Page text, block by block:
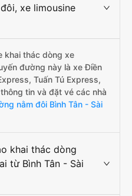
xe limousine
khai thác dòng xe
đường này là xe Điền
Tuấn Tú Express,
tin và đặt vé các nhà
nằm đôi Bình Tân - Sài
khai thác dòng
từ Bình Tân - Sài